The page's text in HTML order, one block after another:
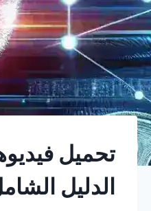
الدليل